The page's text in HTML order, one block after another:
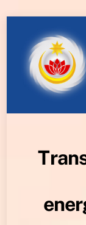
content